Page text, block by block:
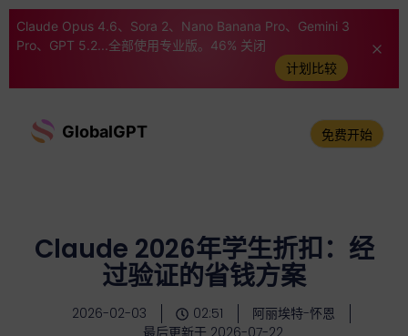
Claude Opus 4.6、Sora 2、Nano Banana Pro、Gemini 3
Pro、GPT 5.2...全部使用专业版。46% 关闭
计划比较
GlobalGPT 免费开始
Claude 2026年学生折扣：经
过验证的省钱方案
2026-02-03 02:51
阿丽埃特-怀恩
最后更新于 2026-07-22